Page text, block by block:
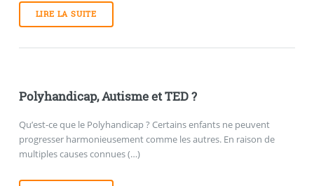
LIRE LA SUITE
Polyhandicap, Autisme et TED ?
Qu’est-ce que le Polyhandicap ? Certains enfants ne peuvent
progresser harmonieusement comme les autres. En raison de
multiples causes connues (…)